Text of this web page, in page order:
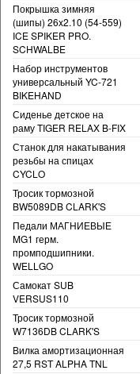
Покрышка зимняя
(шипы) 26x2.10 (54-559)
ICE SPIKER PRO.
SCHWALBE
Набор инструментов
универсальный YC-721
BIKEHAND
Сиденье детское на
раму TIGER RELAX B-FIX
Станок для накатывания
резьбы на спицах
CYCLO
Тросик тормозной
BW5089DB CLARK'S
Педали МАГНИЕВЫЕ
MG1 герм.
промподшипники.
WELLGO
Самокат SUB
VERSUS110
Тросик тормозной
W7136DB CLARK'S
Вилка амортизационная
27,5 RST ALPHA TNL